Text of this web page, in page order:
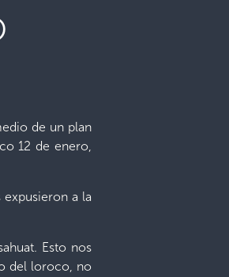
de un plan
12 de enero,
a la
Esto nos
del loroco, no